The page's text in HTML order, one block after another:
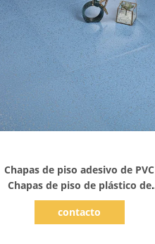
Chapas de piso adesivo de PVC
Chapas de piso de plástico de
madeira em relevo
contacto